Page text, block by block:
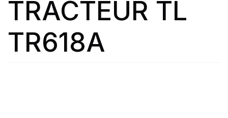
TRACTEUR TL
TR618A